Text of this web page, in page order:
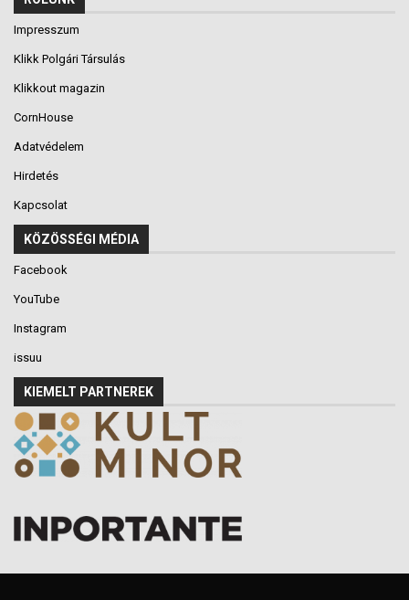
Impresszum
Klikk Polgári Társulás
Klikkout magazin
CornHouse
Adatvédelem
Hirdetés
Kapcsolat
KÖZÖSSÉGI MÉDIA
Facebook
YouTube
Instagram
issuu
KIEMELT PARTNEREK